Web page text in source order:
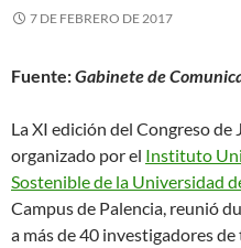
7 DE FEBRERO DE 2017
Fuente:Gabinete de
La XI edición del Congreso de
organizado por el Instituto
Sostenible de la Universidad
Campus de Palencia, reunió
a más de 40 investigadores